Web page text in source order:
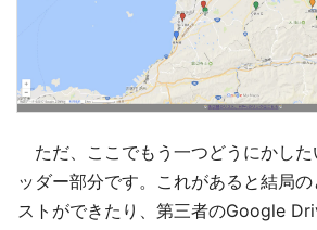
ただ、ここでもう一つどうにかし
ッダー部分です。これがあると結局
ストができたり、第三者のGoogle